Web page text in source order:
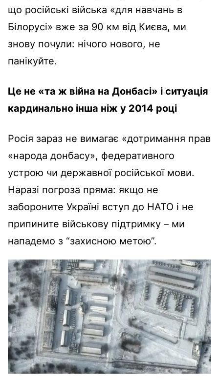
що російські війська «для навчань в
Білорусі» вже за 90 км від Києва, ми
знову почули: нічого нового, не
панікуйте.
Це не «та ж війна на Донбасі» і ситуація
кардинально інша ніж у 2014 році
Росія зараз не вимагає «дотримання прав
«народа донбасу», федеративного
устрою чи державної російської мови.
Наразі погроза пряма: якщо не
забороните Україні вступ до НАТО і не
припините військову підтримку – ми
нападемо з “захисною метою”.